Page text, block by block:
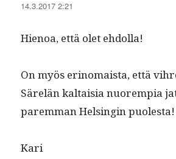
14.3.2017 2:21
Hienoa, että olet ehdolla!
On myös eri­no­maista, että
Särelän kaltaisia nuorem­pia
parem­man Helsin­gin puolesta!
Kari